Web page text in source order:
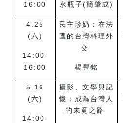
16:00
水瓶子(簡肇成)
4.25
(六)
14:00-
16:00
民主珍奶：在法
國的台灣料理外
交
楊豐銘
5.16
(六)
14:00-
攝影、文學與記
憶：成為台灣人
的未竟之路